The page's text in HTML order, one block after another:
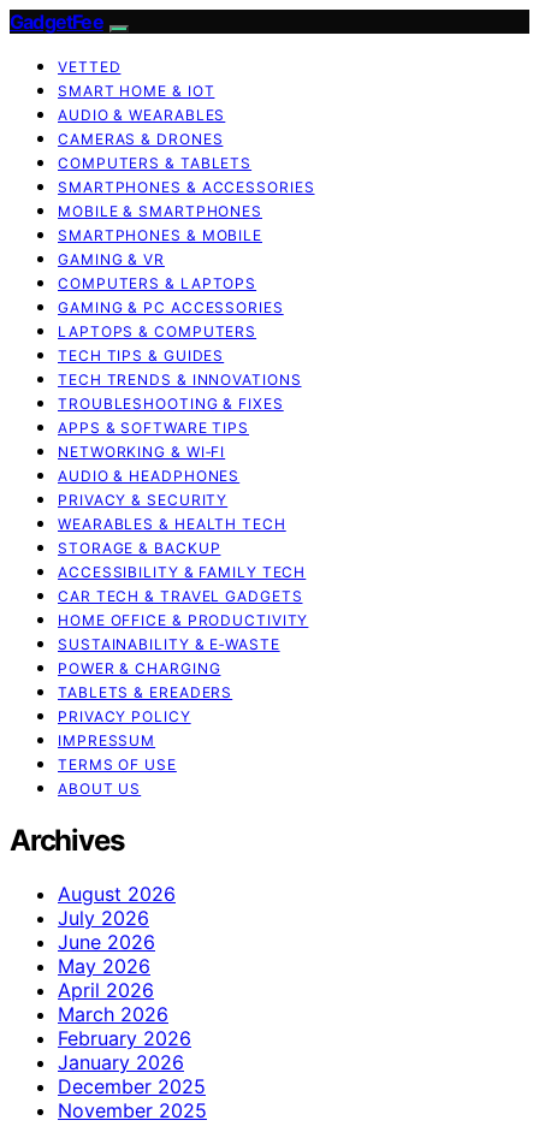
GadgetFee
VETTED
SMART HOME & IOT
AUDIO & WEARABLES
CAMERAS & DRONES
COMPUTERS & TABLETS
SMARTPHONES & ACCESSORIES
MOBILE & SMARTPHONES
SMARTPHONES & MOBILE
GAMING & VR
COMPUTERS & LAPTOPS
GAMING & PC ACCESSORIES
LAPTOPS & COMPUTERS
TECH TIPS & GUIDES
TECH TRENDS & INNOVATIONS
TROUBLESHOOTING & FIXES
APPS & SOFTWARE TIPS
NETWORKING & WI‑FI
AUDIO & HEADPHONES
PRIVACY & SECURITY
WEARABLES & HEALTH TECH
STORAGE & BACKUP
ACCESSIBILITY & FAMILY TECH
CAR TECH & TRAVEL GADGETS
HOME OFFICE & PRODUCTIVITY
SUSTAINABILITY & E‑WASTE
POWER & CHARGING
TABLETS & EREADERS
PRIVACY POLICY
IMPRESSUM
TERMS OF USE
ABOUT US
Archives
August 2026
July 2026
June 2026
May 2026
April 2026
March 2026
February 2026
January 2026
December 2025
November 2025